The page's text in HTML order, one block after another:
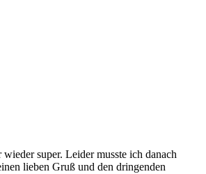
super. Leider musste ich danach
lieben Gruß und den dringenden